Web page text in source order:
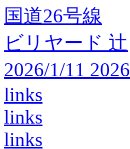
国道26号線
ビリヤード 辻
2026/1/11
links
links
links